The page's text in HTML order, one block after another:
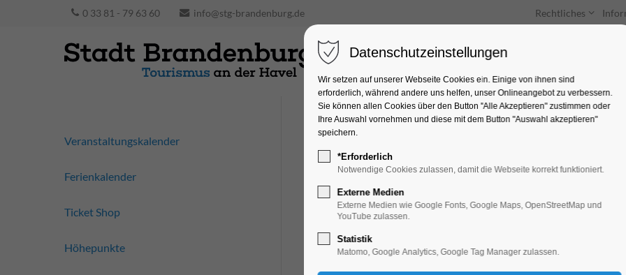
0 33 81 - 79 63 60 info@stg-brandenburg.de Rechtliches
Unterkünfte Entdecken & Erleben
Sonderausstellung
Ausstellung, Kinder, Jugend, Kunst,
27.06.2026, 13:00–17:00
Veranstaltungskalender
Ferienkalender
Ticket Shop
Höhepunkte
Datenschutzeinstellungen
Wir setzen auf unserer Webseite Cookies ein. Einige von ihnen sind
erforderlich, während andere uns helfen, unser Onlineangebot zu verbessern.
Sie können allen Cookies über den Button "Alle Akzeptieren" zustimmen oder
Ihre Auswahl vornehmen und diese mit dem Button "Auswahl akzeptieren"
speichern.
*Erforderlich
Notwendige Cookies zulassen, damit die Webseite korrekt funktioniert.
Externe Medien
Externe Medien wie Google Fonts, Google Maps, OpenStreetMap und
YouTube zulassen.
Statistik
Matomo, Google Analytics, Google Tag Manager zulassen.